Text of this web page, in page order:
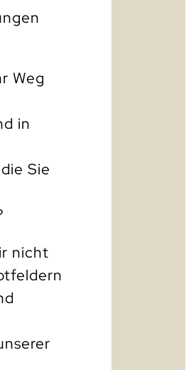
Weg
in
Sie
nicht